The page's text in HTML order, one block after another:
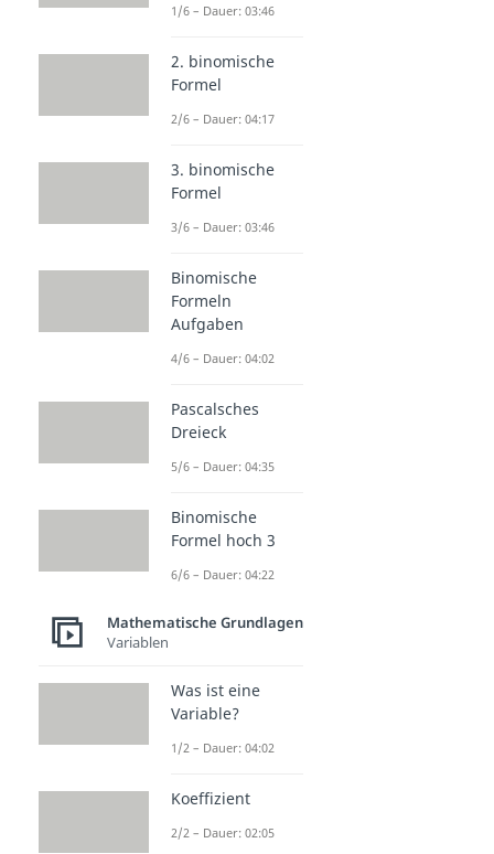
1/6 – Dauer: 03:46
2. binomische
Formel
2/6 – Dauer: 04:17
3. binomische
Formel
3/6 – Dauer: 03:46
Binomische
Formeln
Aufgaben
4/6 – Dauer: 04:02
Pascalsches
Dreieck
5/6 – Dauer: 04:35
Binomische
Formel hoch 3
6/6 – Dauer: 04:22
Mathematische Grundlagen
Variablen
Was ist eine
Variable?
1/2 – Dauer: 04:02
Koeffizient
2/2 – Dauer: 02:05